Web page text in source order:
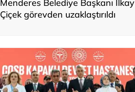
Menderes Belediye Başkanı İlkay
Çiçek görevden uzaklaştırıldı